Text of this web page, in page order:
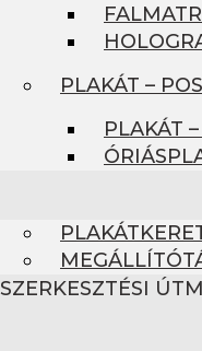
PLAKÁT –
PLAKÁT
SZERKESZTÉSI